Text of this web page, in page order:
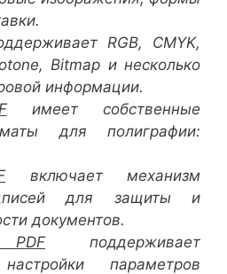
RGB, CMYK,
Bitmap и несколько
информации.
имеет собственные
для полиграфии:
включает механизм
для защиты и
документов.
поддерживает
параметров